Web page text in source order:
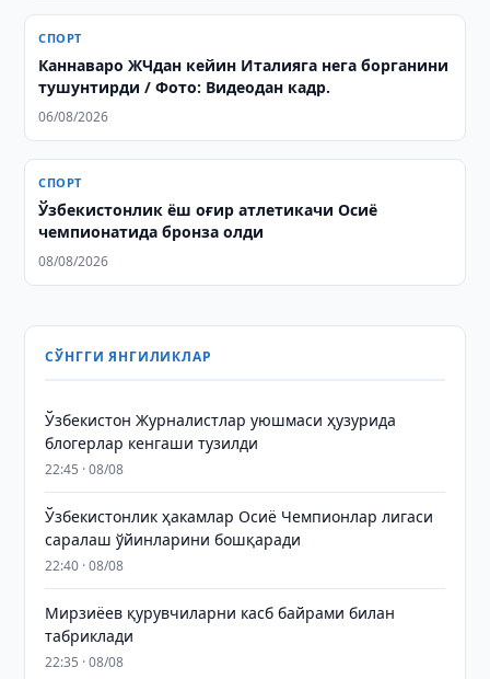
СПОРТ
Каннаваро ЖЧдан кейин Италияга нега борганини
тушунтирди / Фото: Видеодан кадр.
06/08/2026
СПОРТ
Ўзбекистонлик ёш оғир атлетикачи Осиё
чемпионатида бронза олди
08/08/2026
СЎНГГИ ЯНГИЛИКЛАР
Ўзбекистон Журналистлар уюшмаси ҳузурида
блогерлар кенгаши тузилди
22:45 · 08/08
Ўзбекистонлик ҳакамлар Осиё Чемпионлар лигаси
саралаш ўйинларини бошқаради
22:40 · 08/08
Мирзиёев қурувчиларни касб байрами билан
табриклади
22:35 · 08/08